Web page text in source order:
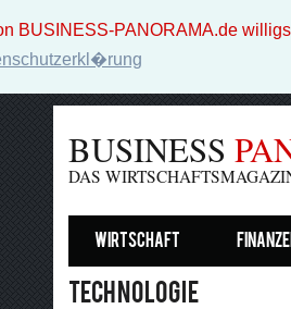
BUSINESS-PANORAMA.de
BUSINESS
DAS
Wirtschaft
Technologie